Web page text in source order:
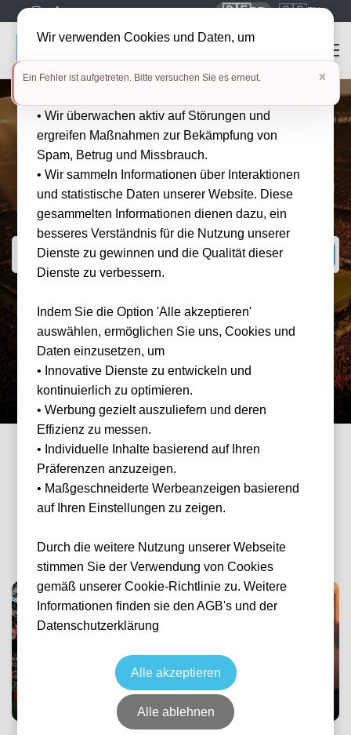
Ein Fehler ist aufgetreten. Bitte versuchen Sie es erneut.
🇩🇪DE 🇬🇧EN
Tickets und Reisepakete für
Sport- und Live-Events
weltweit
Bei Tickwell Travel buchst du dein Lieblingsevent günstig, schnell und
⚽ 1. Bundesliga 🎾 Grand Slams 🏎 Formel 1
🎵 Konzerte ⭐ Champions League
BELIEBTE KATEGORIEN
Schnell zu deiner Lieblings-
Eventkategorie
Bundesliga, Premier
Formel 1
Alle Grands Prix 2026
Wir verwenden Cookies und Daten, um
• die Benutzerfreundlichkeit unserer Website zu
• Wir überwachen aktiv auf Störungen und
ergreifen Maßnahmen zur Bekämpfung von
Spam, Betrug und Missbrauch.
• Wir sammeln Informationen über Interaktionen
und statistische Daten unserer Website. Diese
gesammelten Informationen dienen dazu, ein
besseres Verständnis für die Nutzung unserer
Dienste zu gewinnen und die Qualität dieser
Dienste zu verbessern.
Indem Sie die Option 'Alle akzeptieren'
auswählen, ermöglichen Sie uns, Cookies und
Daten einzusetzen, um
• Innovative Dienste zu entwickeln und
kontinuierlich zu optimieren.
• Werbung gezielt auszuliefern und deren
Effizienz zu messen.
• Individuelle Inhalte basierend auf Ihren
Präferenzen anzuzeigen.
• Maßgeschneiderte Werbeanzeigen basierend
auf Ihren Einstellungen zu zeigen.
Durch die weitere Nutzung unserer Webseite
stimmen Sie der Verwendung von Cookies
gemäß unserer Cookie-Richtlinie zu. Weitere
Informationen finden sie den AGB's und der
Datenschutzerklärung
Alle akzeptieren
Alle ablehnen